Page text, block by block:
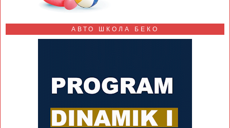
АВТО ШКОЛА БЕКО